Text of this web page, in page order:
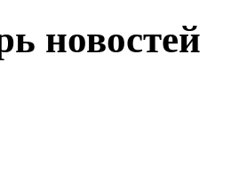
новостей